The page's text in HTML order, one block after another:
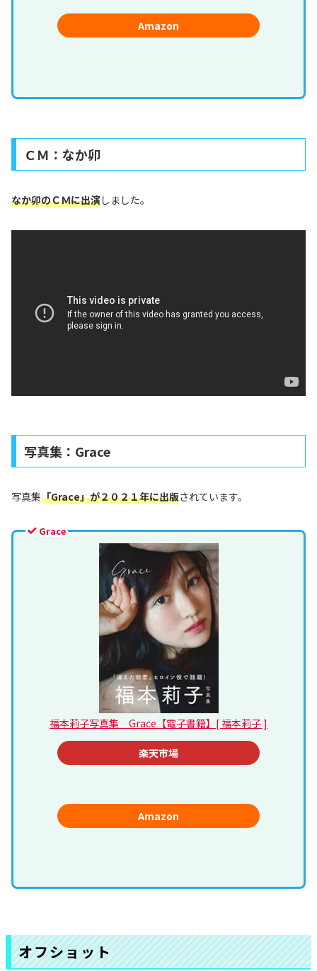
Amazon
ＣＭ：なか卯
なか卯のＣＭに出演しました。
写真集：Grace
写真集「Grace」が２０２１年に出版されています。
Grace
福本莉子写真集 Grace【電子書籍】[ 福本莉子 ]
楽天市場
Amazon
オフショット